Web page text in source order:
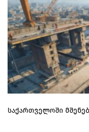
საქართველოში